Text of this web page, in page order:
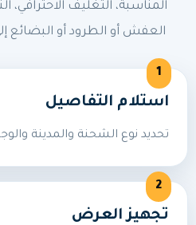
المناسبة، التغليف الاحترافي،
العفش أو الطرود أو البضائع
استلام التفاصيل
تحديد نوع الشحنة والمدينة
تجهيز العرض